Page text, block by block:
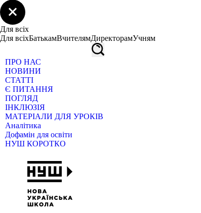
Для всіх
Для всіхБатькамВчителямДиректорамУчням
ПРО НАС
НОВИНИ
СТАТТІ
Є ПИТАННЯ
ПОГЛЯД
ІНКЛЮЗІЯ
МАТЕРІАЛИ ДЛЯ УРОКІВ
Аналітика
Дофамін для освіти
НУШ КОРОТКО